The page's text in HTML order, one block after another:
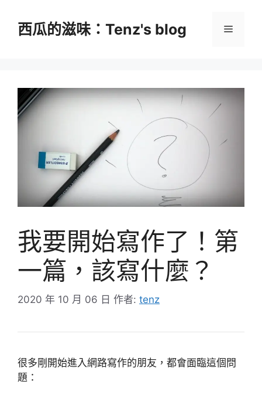
西瓜的滋味：Tenz's blog 選
我要開始寫作了！第
一篇，該寫什麼？
2020 年 10 月 06 日 作者: tenz
很多剛開始進入網路寫作的朋友，都會面臨這個問
題：